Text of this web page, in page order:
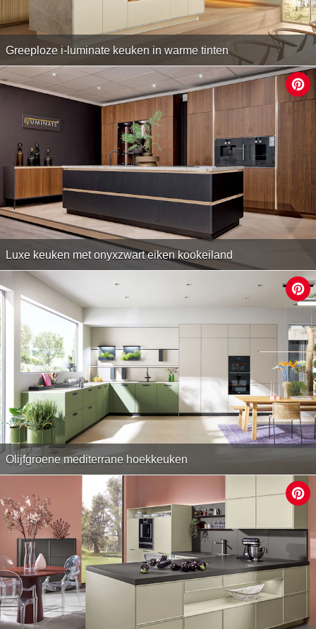
Greeploze i-luminate keuken in warme tinten
Luxe keuken met onyxzwart eiken kookeiland
Olijfgroene mediterrane hoekkeuken